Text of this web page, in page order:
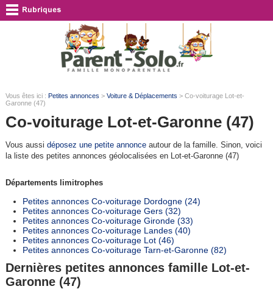
Vous êtes ici : Petites annonces > Voiture & Déplacements > Co-voiturage Lot-et-
Garonne (47)
Co-voiturage Lot-et-Garonne (47)
Vous aussi déposez une petite annonceautour de la famille. Sinon, voici
la liste des petites annonces géolocalisées en Lot-et-Garonne (47)
Départements limitrophes
Petites annonces Co-voiturage Dordogne (24)
Petites annonces Co-voiturage Gers (32)
Petites annonces Co-voiturage Gironde (33)
Petites annonces Co-voiturage Landes (40)
Petites annonces Co-voiturage Lot (46)
Petites annonces Co-voiturage Tarn-et-Garonne (82)
Dernières petites annonces famille Lot-et-
Garonne (47)